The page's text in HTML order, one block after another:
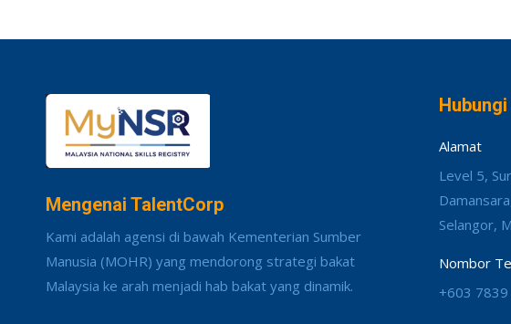
Mengenai TalentCorp
Kami adalah agensi di bawah Kementerian Sumber
Manusia (MOHR) yang mendorong strategi bakat
Malaysia ke arah menjadi hab bakat yang dinamik.
Hubungi
Alamat
Level 5,
Selangor,
Nombor
+603